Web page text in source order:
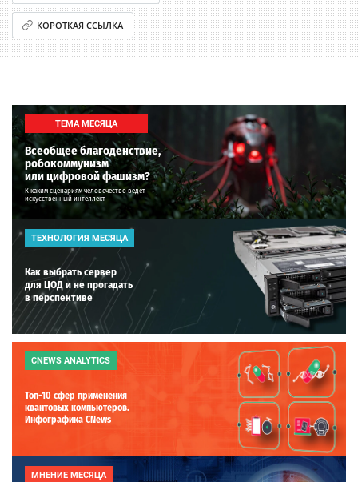
КОРОТКАЯ ССЫЛКА
ТЕМА МЕСЯЦА
Всеобщее благоденствие,
робокоммунизм
или цифровой фашизм?
К каким сценариям человечество ведет
искусственный интеллект
ТЕХНОЛОГИЯ МЕСЯЦА
Как выбрать сервер
для ЦОД и не прогадать
в перспективе
CNEWS ANALYTICS
Топ-10 сфер применения
квантовых компьютеров.
Инфографика CNews
МНЕНИЕ МЕСЯЦА